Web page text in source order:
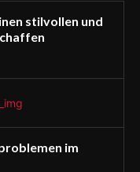
stilvollen und
im